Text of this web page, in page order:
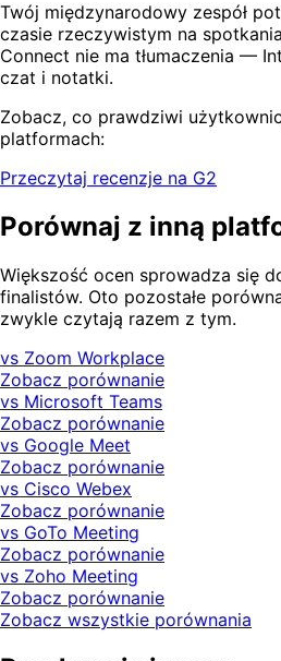
Twój międzynarodowy zespół
czasie rzeczywistym na
Connect nie ma tłumaczenia —
czat i notatki.
Zobacz, co prawdziwi
platformach:
Przeczytaj recenzje na G2
Porównaj z inną
Większość ocen sprowadza się
finalistów. Oto pozostałe
zwykle czytają razem z tym.
vs Zoom Workplace
Zobacz porównanie
vs Microsoft Teams
Zobacz porównanie
vs Google Meet
Zobacz porównanie
vs Cisco Webex
Zobacz porównanie
vs GoTo Meeting
Zobacz porównanie
vs Zoho Meeting
Zobacz porównanie
Zobacz wszystkie porównania